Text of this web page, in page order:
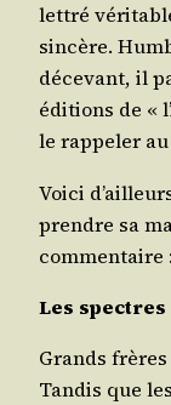
let­tré
sin­cère.
déce­vant, il
édi­tions de «
le rap­pe­ler
Voi­ci
prendre sa
commentaire :
Les spectres
Grands
Tan­dis que